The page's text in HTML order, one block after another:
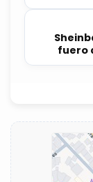
fuero